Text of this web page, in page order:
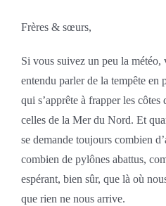
Frères & sœurs,
Si vous suivez un peu la météo,
entendu parler de la tempête en
qui s’apprête à frapper les côtes
celles de la Mer du Nord. Et
se demande toujours combien
combien de pylônes abattus,
espérant, bien sûr, que là où
que rien ne nous arrive.